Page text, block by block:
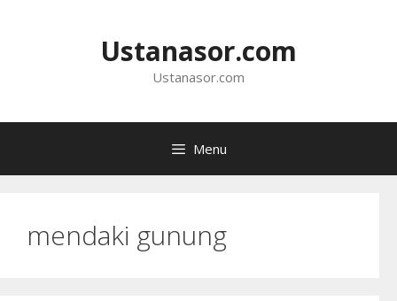
Ustanasor.com
Ustanasor.com
Menu
mendaki gunung